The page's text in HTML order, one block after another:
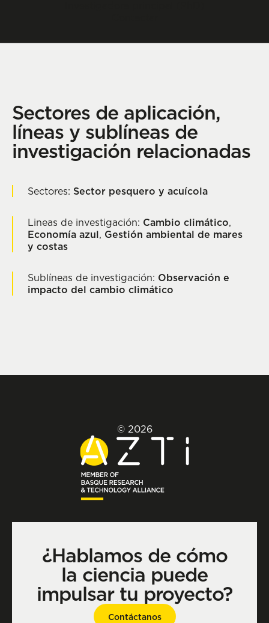
Sectores de aplicación,
líneas y sublíneas de
investigación relacionadas
Sectores: Sector pesquero y acuícola
Lineas de investigación: Cambio climático,
Economía azul, Gestión ambiental de mares
y costas
Sublíneas de investigación: Observación e
impacto del cambio climático
© 2026
¿Hablamos de cómo
la ciencia puede
impulsar tu proyecto?
Contáctanos